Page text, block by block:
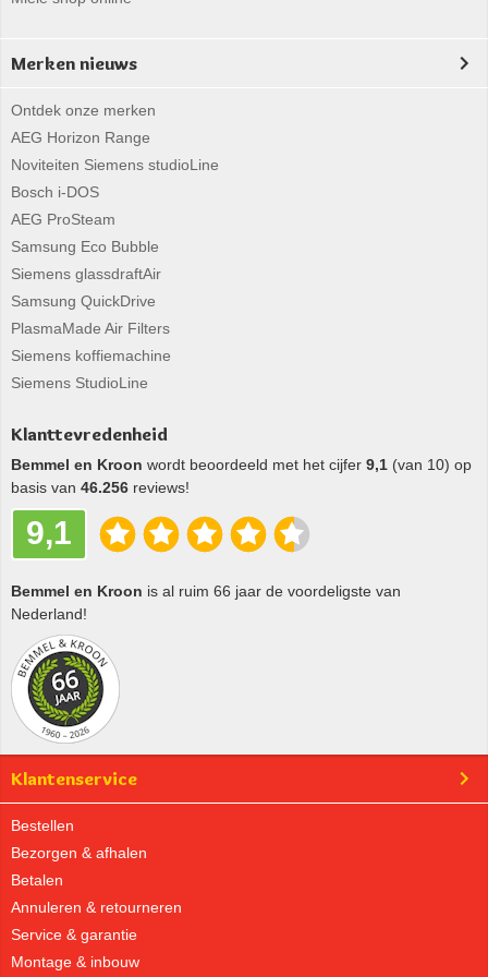
Merken nieuws
Ontdek onze merken
AEG Horizon Range
Noviteiten Siemens studioLine
Bosch i-DOS
AEG ProSteam
Samsung Eco Bubble
Siemens glassdraftAir
Samsung QuickDrive
PlasmaMade Air Filters
Siemens koffiemachine
Siemens StudioLine
Klanttevredenheid
Bemmel en Kroon wordt beoordeeld met het cijfer 9,1 (van 10) op
basis van 46.256 reviews!
9,1
Bemmel en Kroon is al ruim 66 jaar de voordeligste van
Nederland!
Klantenservice
Bestellen
Bezorgen & afhalen
Betalen
Annuleren & retourneren
Service & garantie
Montage & inbouw